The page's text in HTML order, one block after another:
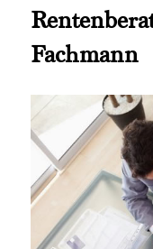
Fachmann